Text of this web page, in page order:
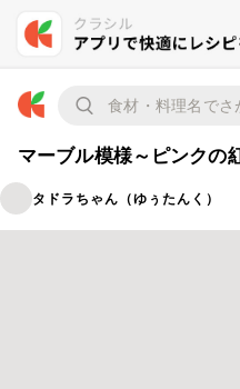
マーブル模様～ピンクの
タドラちゃん（ゆぅたんく）